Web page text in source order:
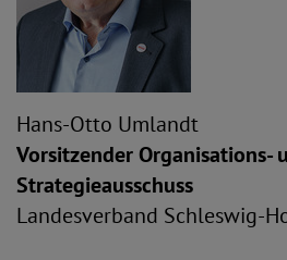
Hans-Otto Umlandt
Vorsitzender Organisations-
Strategieausschuss
Landesverband Schleswig-